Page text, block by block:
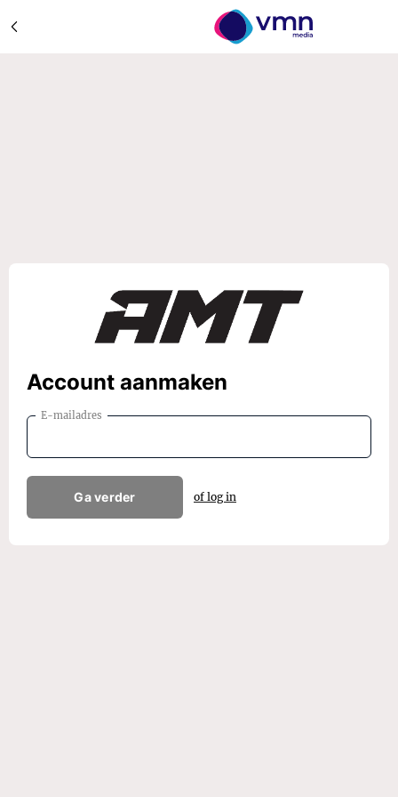
Account aanmaken
E-mailadres
Ga verder of log in